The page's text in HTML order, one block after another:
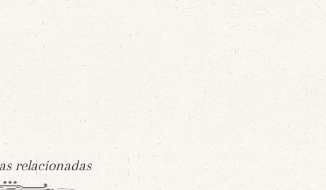
relacionadas